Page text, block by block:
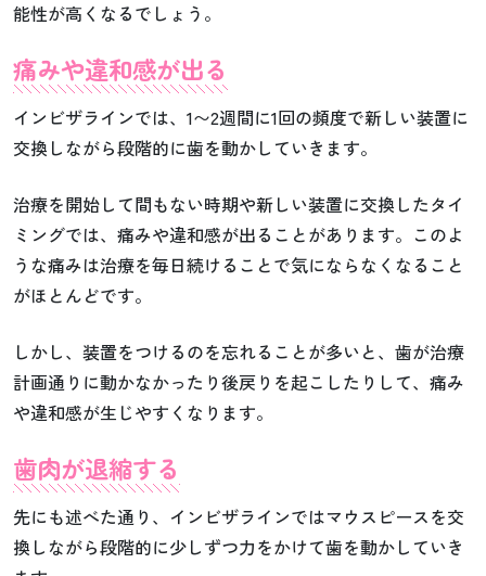
能性が高くなるでしょう。
痛みや違和感が出る
インビザラインでは、1〜2週間に1回の頻度で新しい装置に
交換しながら段階的に歯を動かしていきます。
治療を開始して間もない時期や新しい装置に交換したタイ
ミングでは、痛みや違和感が出ることがあります。このよ
うな痛みは治療を毎日続けることで気にならなくなること
がほとんどです。
しかし、装置をつけるのを忘れることが多いと、歯が治療
計画通りに動かなかったり後戻りを起こしたりして、痛み
や違和感が生じやすくなります。
歯肉が退縮する
先にも述べた通り、インビザラインではマウスピースを交
換しながら段階的に少しずつ力をかけて歯を動かしていき